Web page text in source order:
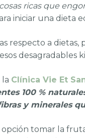
ricas que
iniciar una dieta
respecto a
desagradables
Clínica Vie Et
100 %
y minerales
tomar la